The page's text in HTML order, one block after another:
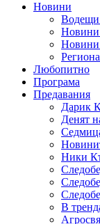
Новини
Новини
Новини
Любопитно
Програма
Предавания
Дарик
Денят
Ники
В